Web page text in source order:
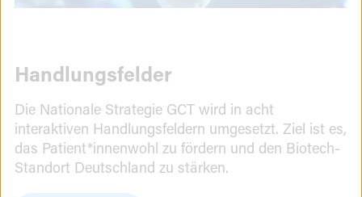
Handlungsfelder
Handlungsfelder
Die Nationale Strategie GCT wird in acht
interaktiven Handlungsfeldern umgesetzt. Ziel ist es,
das Patient*innenwohl zu fördern und den Biotech-
Standort Deutschland zu stärken.